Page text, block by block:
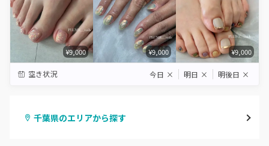
¥9,000 ¥9,000 ¥9,000
空き状況 今日 × 明日 × 明後日 ×
千葉県のエリアから探す